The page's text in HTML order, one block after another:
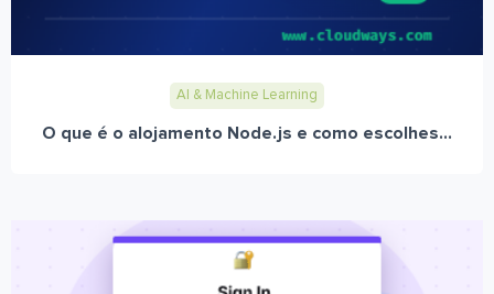
AI & Machine Learning
O que é o alojamento Node.js e como escolhes...